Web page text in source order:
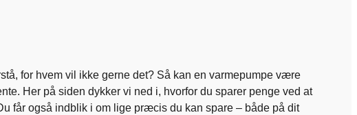
for hvem vil ikke gerne det? Så kan en varmepumpe være
Her på siden dykker vi ned i, hvorfor du sparer penge ved at
får også indblik i om lige præcis du kan spare – både på dit